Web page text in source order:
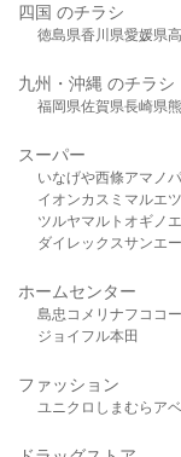
四国 のチラシ
徳島県香川県愛媛県
九州・沖縄 のチラシ
福岡県佐賀県長崎県
スーパー
いなげや西條アマノ
イオンカスミ マルエツ
ツルヤマルト オギノ
ダイレックスサンエー
ホームセンター
島忠 コメリ ナフコ コ
ジョイフル本田
ファッション
ユニクロ しまむら ア